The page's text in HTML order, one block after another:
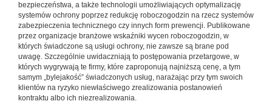
bezpieczeństwa, a także technologii umożliwiających optymalizację
systemów ochrony poprzez redukcję roboczogodzin na rzecz systemów
zabezpieczenia technicznego czy innych form prewencji. Publikowane
przez organizacje branżowe wskaźniki wycen roboczogodzin, w
których świadczone są usługi ochrony, nie zawsze są brane pod
uwagę. Szczególnie uwidaczniają to postępowania przetargowe, w
których wygrywają te firmy, które zaproponują najniższą cenę, a tym
samym „bylejakość” świadczonych usług, narażając przy tym swoich
klientów na ryzyko niewłaściwego zrealizowania postanowień
kontraktu albo ich niezrealizowania.